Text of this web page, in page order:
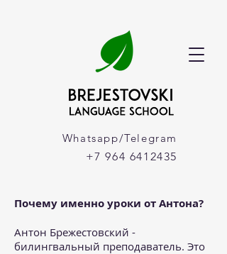
Whatsapp/Telegram
+7 964 6412435
Почему именно уроки от Антона?
Антон Брежестовский -
билингвальный преподаватель. Это